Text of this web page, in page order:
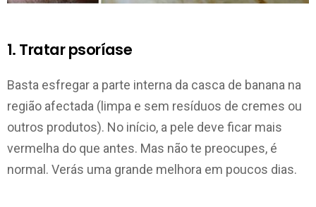
1. Tratar psoríase
Basta esfregar a parte interna da casca de banana na
região afectada (limpa e sem resíduos de cremes ou
outros produtos). No início, a pele deve ficar mais
vermelha do que antes. Mas não te preocupes, é
normal. Verás uma grande melhora em poucos dias.